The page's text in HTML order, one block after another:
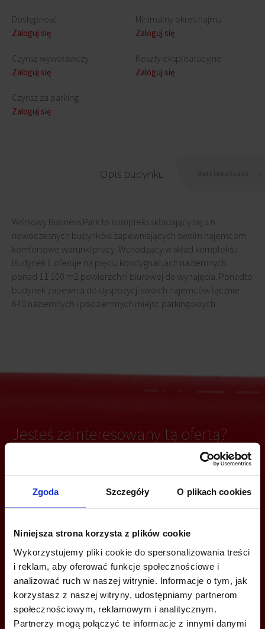
Zgoda Szczegóły O plikach cookies
Niniejsza strona korzysta z plików cookie
Wykorzystujemy pliki cookie do spersonalizowania treści
i reklam, aby oferować funkcje społecznościowe i
analizować ruch w naszej witrynie. Informacje o tym, jak
korzystasz z naszej witryny, udostępniamy partnerom
społecznościowym, reklamowym i analitycznym.
Partnerzy mogą połączyć te informacje z innymi danymi
Dostępność
Zaloguj się
Czynsz wywoławczy
Zaloguj się
Czynsz za parking
Zaloguj się
Minimalny okres najmu
Zaloguj się
Koszty eksploatacyjne
Zaloguj się
Opis budynku
Wiśniowy Business Park to kompleks składający się z 6
nowoczesnych budynków zapewniających swoim najemcom
komfortowe warunki pracy. Wchodzący w skład kompleksu
Budynek E oferuje na pięciu kondygnacjach naziemnych
ponad 11 100 m2 powierzchni biurowej do wynajęcia. Ponadto
budynek zapewnia do dyspozycji swoich najemców łącznie
640 naziemnych i podziemnych miejsc parkingowych.
Jesteś zainteresowany tą ofertą?
ZADZWOŃ I DOWIEDZ SIĘ WIĘCEJ
info@bazabiur.pl
MOŻESZ TEŻ ZOSTAWIĆ SWÓJ NUMER, A MY SKONTAKTUJEMY SIĘ
Z TOBĄ